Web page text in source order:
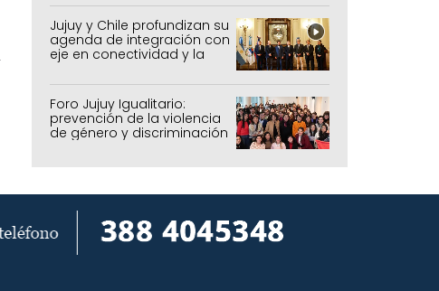
Jujuy y Chile profundizan su
agenda de integración con
eje en conectividad y la
mejora del Paso de Jama
Foro Jujuy Igualitario:
prevención de la violencia
de género y discriminación